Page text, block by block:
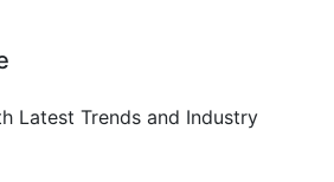
Latest Trends and Industry